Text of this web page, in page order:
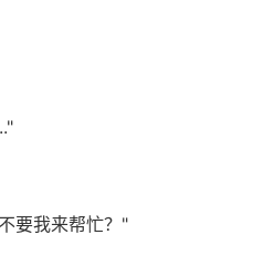
要我来帮忙？"